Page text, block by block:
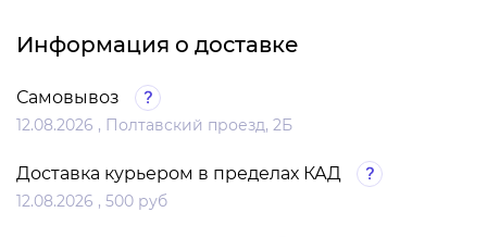
Информация о доставке
Самовывоз
12.08.2026 , Полтавский проезд, 2Б
Доставка курьером в пределах КАД
12.08.2026 , 500 руб